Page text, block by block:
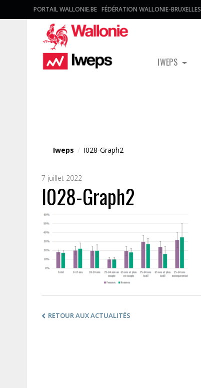
PORTAIL WALLONIE.BE FÉDÉRATION WALLONIE-BRUXELLES
IWEPS
Iweps / I028-Graph2
7 juillet 2022
I028-Graph2
RETOUR AUX ACTUALITÉS